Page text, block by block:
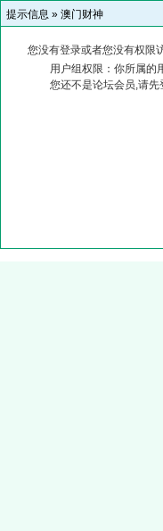
提示信息 » 澳门财神
您没有登录或者您没有权限
用户组权限：你所属的
您还不是论坛会员,请先